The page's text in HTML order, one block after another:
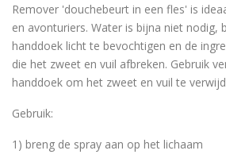
Remover 'douchebeurt in een fles' is
en avonturiers. Water is bijna niet nodig,
handdoek licht te bevochtigen en de
die het zweet en vuil afbreken. Gebruik
handdoek om het zweet en vuil te
Gebruik:
1) breng de spray aan op het lichaam